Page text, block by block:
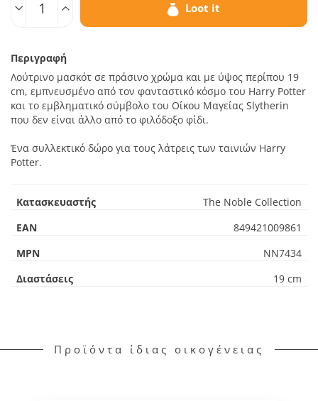
Loot it
Περιγραφή
Λούτρινο μασκότ σε πράσινο χρώμα και με ύψος περίπου 19
cm, εμπνευσμένο από τον φανταστικό κόσμο του Harry Potter
και το εμβληματικό σύμβολο του Οίκου Μαγείας Slytherin
που δεν είναι άλλο από το φιλόδοξο φίδι.
Ένα συλλεκτικό δώρο για τους λάτρεις των ταινιών Harry
Potter.
Κατασκευαστής
The Noble Collection
EAN
849421009861
MPN
NN7434
Διαστάσεις
19 cm
Προϊόντα ίδιας οικογένειας